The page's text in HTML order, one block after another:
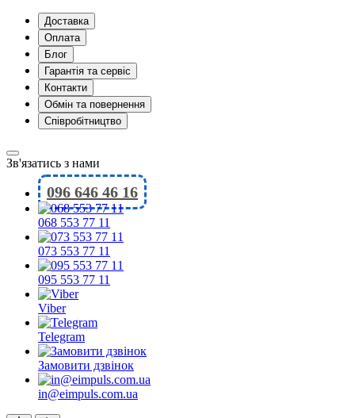
Доставка
Оплата
Блог
Гарантія та сервіс
Контакти
Обмін та повернення
Співробітництво
Зв'язатись з нами
096 646 46 16
068 553 77 11
073 553 77 11
095 553 77 11
Viber
Telegram
Замовити дзвінок
in@eimpuls.com.ua